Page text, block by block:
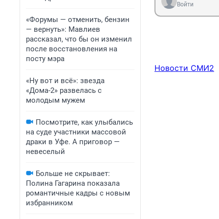
«Форумы — отменить, бензин
— вернуть»: Мавлиев
рассказал, что бы он изменил
после восстановления на
посту мэра
«Ну вот и всё»: звезда
«Дома-2» развелась с
молодым мужем
Посмотрите, как улыбались
на суде участники массовой
драки в Уфе. А приговор —
невеселый
Больше не скрывает:
Полина Гагарина показала
романтичные кадры с новым
избранником
Войти
Новости СМИ2